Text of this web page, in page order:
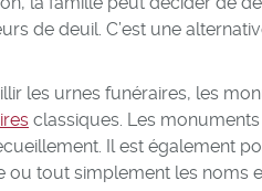
de deuil. C’est une
les urnes funéraires, les
classiques. Les
Il est également
ou tout simplement les noms